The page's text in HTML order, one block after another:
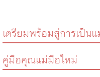
เตรียมพร้อมสู่การเป็น
คู่มือคุณแม่มือใหม่